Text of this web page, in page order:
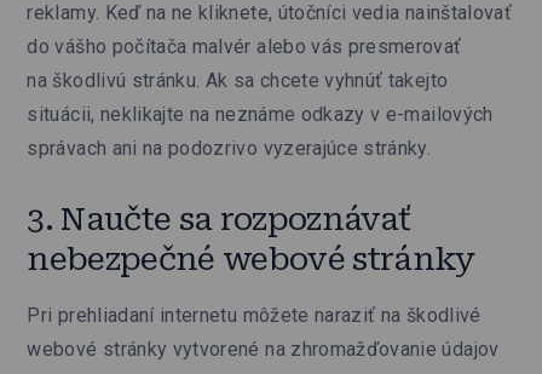
reklamy. Keď na ne kliknete, útočníci vedia nainštalovať
do vášho počítača malvér alebo vás presmerovať
na škodlivú stránku. Ak sa chcete vyhnúť takejto
situácii, neklikajte na neznáme odkazy v e-mailových
správach ani na podozrivo vyzerajúce stránky.
3. Naučte sa rozpoznávať
nebezpečné webové stránky
Pri prehliadaní internetu môžete naraziť na škodlivé
webové stránky vytvorené na zhromažďovanie údajov